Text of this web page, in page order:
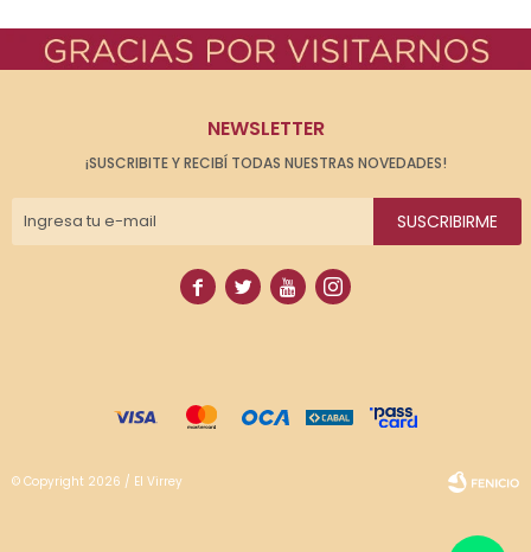
NEWSLETTER
¡SUSCRIBITE Y RECIBÍ TODAS NUESTRAS NOVEDADES!
SUSCRIBIRME
   
© Copyright 2026 / El Virrey